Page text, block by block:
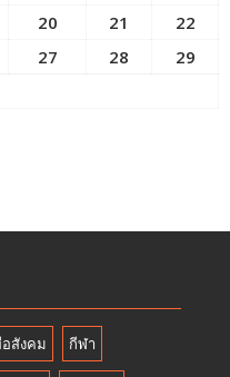
20 21
22
27 28
29
สังคม กีฬา